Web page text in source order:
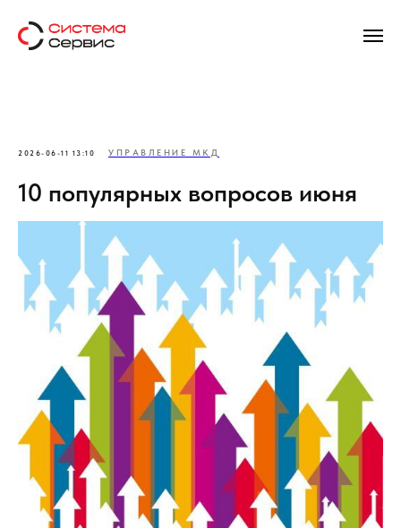
2026-06-11 13:10 УПРАВЛЕНИЕ МКД
10 популярных вопросов июня